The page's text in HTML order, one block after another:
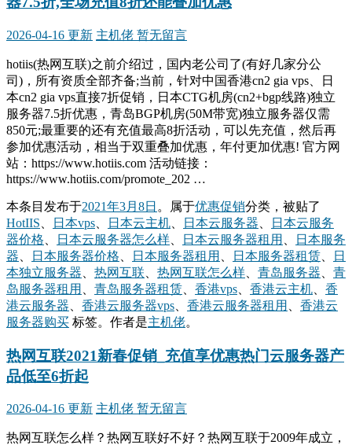
2026-04-16 更新 主机佬 暂无留言
hotiis(热网互联)之前介绍过，国内老公司了(有好几家分公
司)，所有资质全部齐备;当前，针对中国香港cn2 gia vps、日
本cn2 gia vps直接7折促销，日本CTG机房(cn2+bgp线路)独立
服务器7.5折优惠，青岛BGP机房(50M带宽)独立服务器仅需
850元;最重要的还有充值最高8折活动，可以先充值，然后再
参加优惠活动，相当于双重叠加优惠，年付更加优惠! 官方网
站：https://www.hotiis.com 活动链接：
https://www.hotiis.com/promote_202 …
本条目发布于2021年3月8日 。属于优惠促销分类，被贴了
HotIIS
日本vps 日本云主机 日本云服务器
日本云服务
器价格
日本云服务器怎么样 日本云服务器租用
日本服务
器
日本服务器价格 日本服务器租用 日本服务器租赁
日
本独立服务器
热网互联 热网互联怎么样 青岛服务器
青
岛服务器租用
青岛服务器租赁 香港vps 香港云主机
香
港云服务器
香港云服务器vps 香港云服务器租用
香港云
服务器购买 标签。 作者是主机佬。
热网互联2021新春促销_充值享优惠热门云服务器产
品低至6折起
2026-04-16 更新 主机佬 暂无留言
热网互联怎么样？热网互联好不好？热网互联于2009年成立，